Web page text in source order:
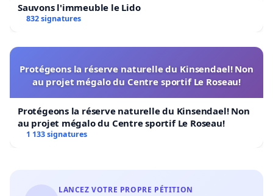
Sauvons l'immeuble le Lido
832 signatures
Protégeons la réserve naturelle du Kinsendael! Non
au projet mégalo du Centre sportif Le Roseau!
Protégeons la réserve naturelle du Kinsendael! Non
au projet mégalo du Centre sportif Le Roseau!
1 133 signatures
LANCEZ VOTRE PROPRE PÉTITION